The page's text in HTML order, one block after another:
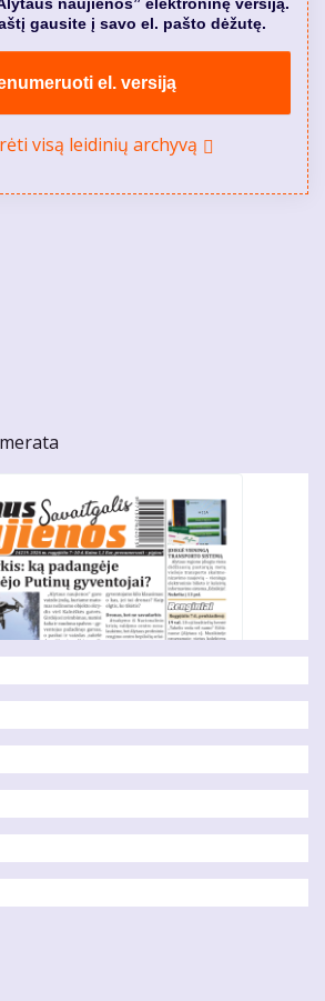
gausite į savo el. pašto dėžutę.
el. versiją
visą leidinių archyvą